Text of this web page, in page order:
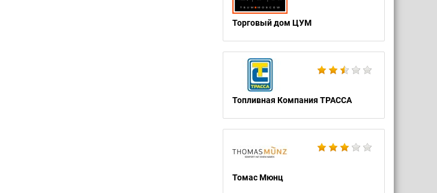
Торговый дом ЦУМ
Топливная Компания ТРАССА
Томас Мюнц